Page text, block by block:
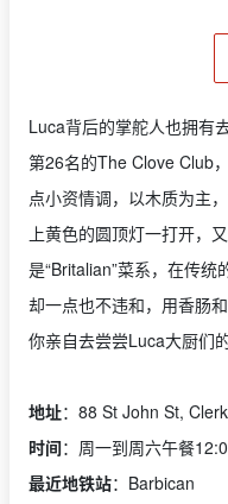
Luca背后的掌舵人也拥有
第26名的The Clove Club
点小资情调，以木质为主
上黄色的圆顶灯一打开，
是“Britalian”菜系，在传
却一点也不违和，用香肠
你亲自去尝尝Luca大厨们
地址：88 St John St,
时间：周一到周六午餐
最近地铁站：Barbican